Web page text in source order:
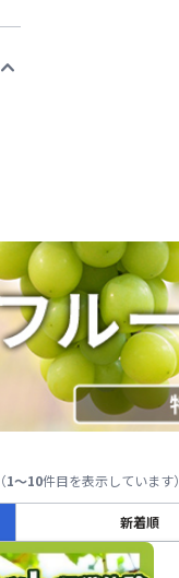
expand_more
（1～10件目を表示しています）
新着順